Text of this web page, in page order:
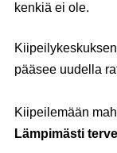
kenkiä ei ole.
pääsee uudella
Kiipeilemään
Lämpimästi